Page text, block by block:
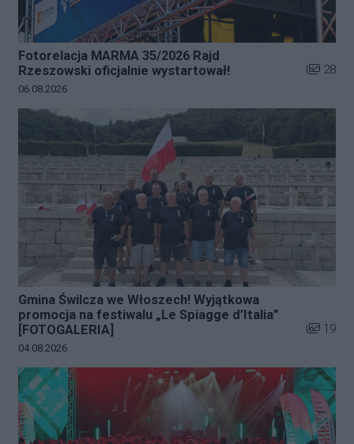
Fotorelacja MARMA 35/2026 Rajd
Rzeszowski oficjalnie wystartował!
Liczba
28
Data dodania galerii:
06.08.2026
Gmina Świlcza we Włoszech! Wyjątkowa
promocja na festiwalu „Le Spiagge d’Italia”
[FOTOGALERIA]
Liczba
19
Data dodania galerii:
04.08.2026